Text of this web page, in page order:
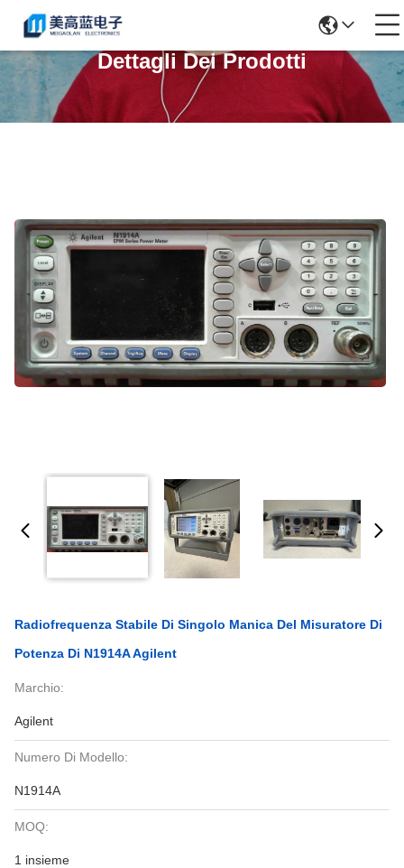
Dettagli Dei Prodotti
Radiofrequenza Stabile Di Singolo Manica Del Misuratore Di
Potenza Di N1914A Agilent
Marchio:
Agilent
Numero Di Modello:
N1914A
MOQ:
1 insieme